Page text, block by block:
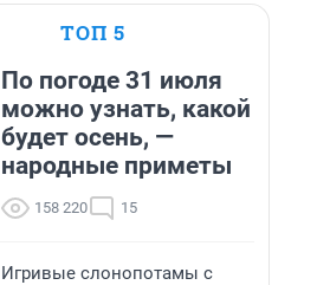
ТОП 5
По погоде 31 июля
можно узнать, какой
будет осень, —
народные приметы
158 220 15
Игривые слонопотамы с